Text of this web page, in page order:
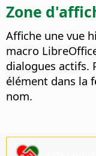
Zone
Affiche une vue
macro
dialogues actifs.
élément dans la
nom.